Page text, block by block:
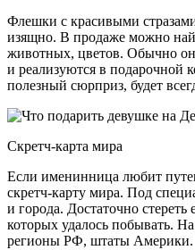
Флешки с красивыми
изящно. В продаже можно
животных, цветов. Обычно
и реализуются в подарочной
полезный сюрприз, будет
Скретч-карта мира
Если именинница любит
скретч-карту мира. Под
и города. Достаточно стереть
которых удалось побывать.
регионы РФ, штаты Америки.